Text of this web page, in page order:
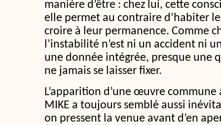
manière d’être : chez lui, cette
elle permet au contraire d’habiter
croire à leur permanence. Comme
l’instabilité n’est ni un accident ni
une donnée intégrée, presque une
ne jamais se laisser fixer.
L’apparition d’une œuvre commune
MIKE a toujours semblé aussi
on pressent la venue avant d’en